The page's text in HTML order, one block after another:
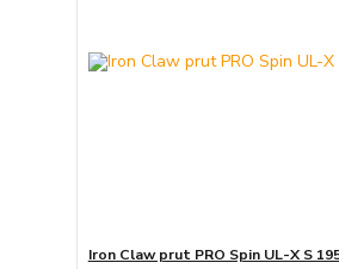
Iron Claw prut PRO Spin UL-X S